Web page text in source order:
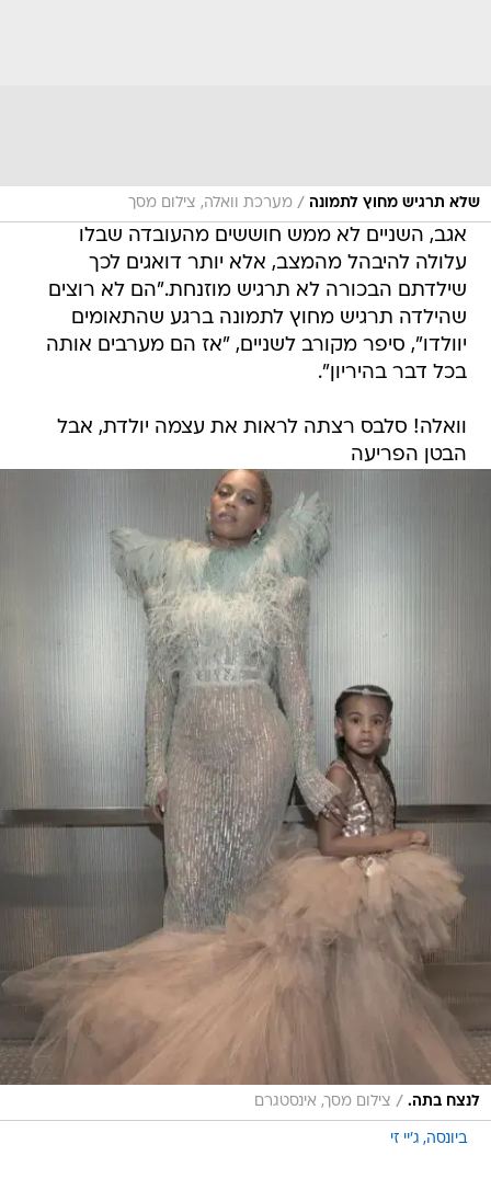
שלא תרגיש מחוץ לתמונה / מערכת וואלה, צילום מסך
אגב, השניים לא ממש חוששים מהעובדה שבלו
עלולה להיבהל מהמצב, אלא יותר דואגים לכך
שילדתם הבכורה לא תרגיש מוזנחת."הם לא רוצים
שהילדה תרגיש מחוץ לתמונה ברגע שהתאומים
יוולדו", סיפר מקורב לשניים, "אז הם מערבים אותה
בכל דבר בהיריון".
וואלה! סלבס רצתה לראות את עצמה יולדת, אבל
הבטן הפריעה
לנצח בתה. / צילום מסך, אינסטגרם
ביונסה ג'יי זי